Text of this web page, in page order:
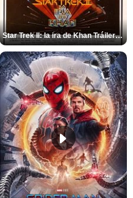
Star Trek II: la ira de Khan Tráiler VO